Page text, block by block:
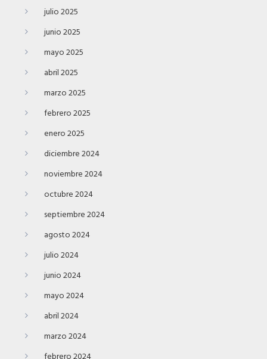
julio 2025
junio 2025
mayo 2025
abril 2025
marzo 2025
febrero 2025
enero 2025
diciembre 2024
noviembre 2024
octubre 2024
septiembre 2024
agosto 2024
julio 2024
junio 2024
mayo 2024
abril 2024
marzo 2024